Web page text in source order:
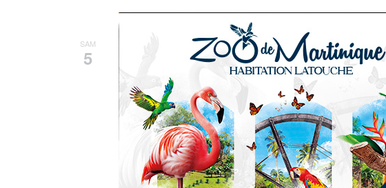
SAM
5 VOIX D’OPERA D’AFRIQUE
5 avril, 2025 - 19h30-21h30
Tropiques Atrium
6 Rue Jacques Cazotte, Fort de
Samedi 5 avril – 19h30Salle Aimé CésaireLes
récital est un événement pour promouvoir la culture
artistiques entre […]